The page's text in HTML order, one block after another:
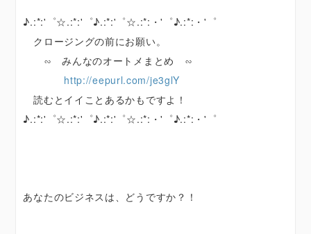
♪.:*:'゜☆.:*:'゜♪.:*:'゜☆.:*:・'゜♪.:*:・'゜
クロージングの前にお願い。
∽ みんなのオートメまとめ ∽
http://eepurl.com/je3glY
読むとイイことあるかもですよ！
♪.:*:'゜☆.:*:'゜♪.:*:'゜☆.:*:・'゜♪.:*:・'゜
あなたのビジネスは、どうですか？！